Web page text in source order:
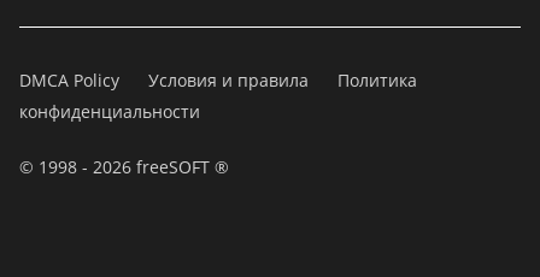
DMCA Policy Условия и правила
Политика
конфиденциальности
© 1998 - 2026 freeSOFT ®